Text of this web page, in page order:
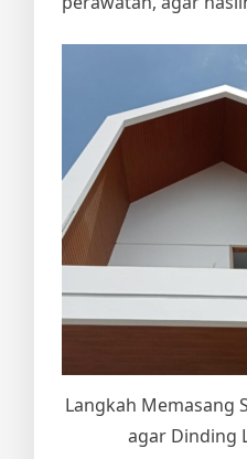
Langkah Memasang
agar Dinding